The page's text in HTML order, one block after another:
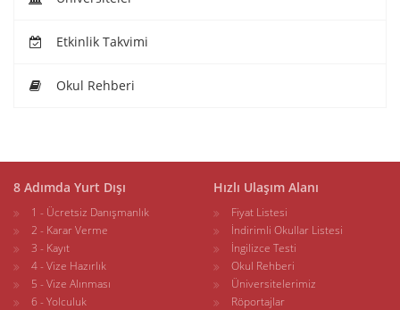
Etkinlik Takvimi
Okul Rehberi
8 Adımda Yurt Dışı
1 - Ücretsiz Danışmanlık
2 - Karar Verme
3 - Kayıt
4 - Vize Hazırlık
5 - Vize Alınması
6 - Yolculuk
Hızlı Ulaşım Alanı
Fiyat Listesi
İndirimli Okullar Listesi
İngilizce Testi
Okul Rehberi
Üniversitelerimiz
Röportajlar